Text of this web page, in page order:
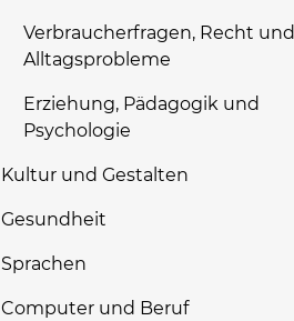
Verbraucherfragen, Recht und
Alltagsprobleme
Erziehung, Pädagogik und
Psychologie
Kultur und Gestalten
Gesundheit
Sprachen
Computer und Beruf